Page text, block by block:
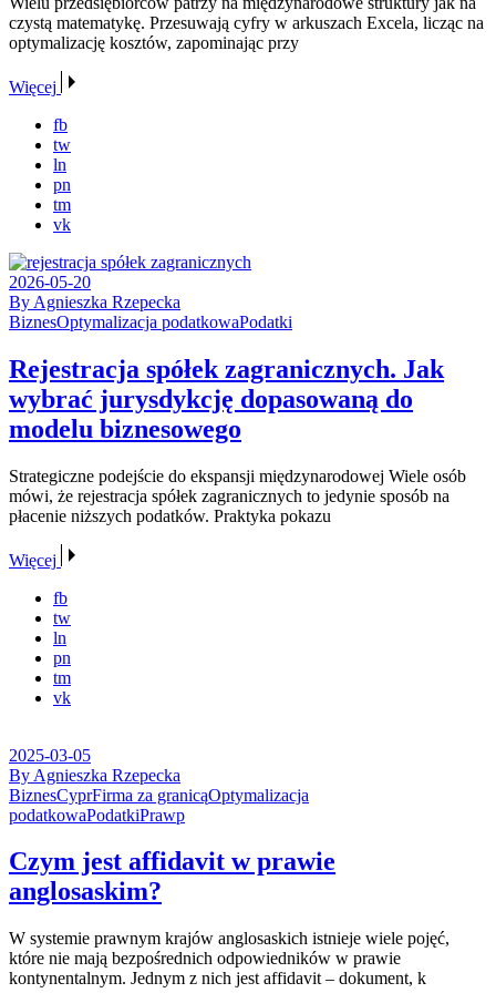
czystą matematykę. Przesuwają cyfry w arkuszach Excela, licząc na
optymalizację kosztów, zapominając przy
Więcej
fb
tw
ln
pn
tm
vk
2026-05-20
By Agnieszka Rzepecka
BiznesOptymalizacja podatkowaPodatki
Rejestracja spółek zagranicznych. Jak
wybrać jurysdykcję dopasowaną do
modelu biznesowego
Strategiczne podejście do ekspansji międzynarodowej Wiele osób
mówi, że rejestracja spółek zagranicznych to jedynie sposób na
płacenie niższych podatków. Praktyka pokazu
Więcej
fb
tw
ln
pn
tm
vk
2025-03-05
By Agnieszka Rzepecka
BiznesCyprFirma za granicąOptymalizacja
podatkowaPodatkiPrawp
Czym jest affidavit w prawie
anglosaskim?
W systemie prawnym krajów anglosaskich istnieje wiele pojęć,
które nie mają bezpośrednich odpowiedników w prawie
kontynentalnym. Jednym z nich jest affidavit – dokument, k